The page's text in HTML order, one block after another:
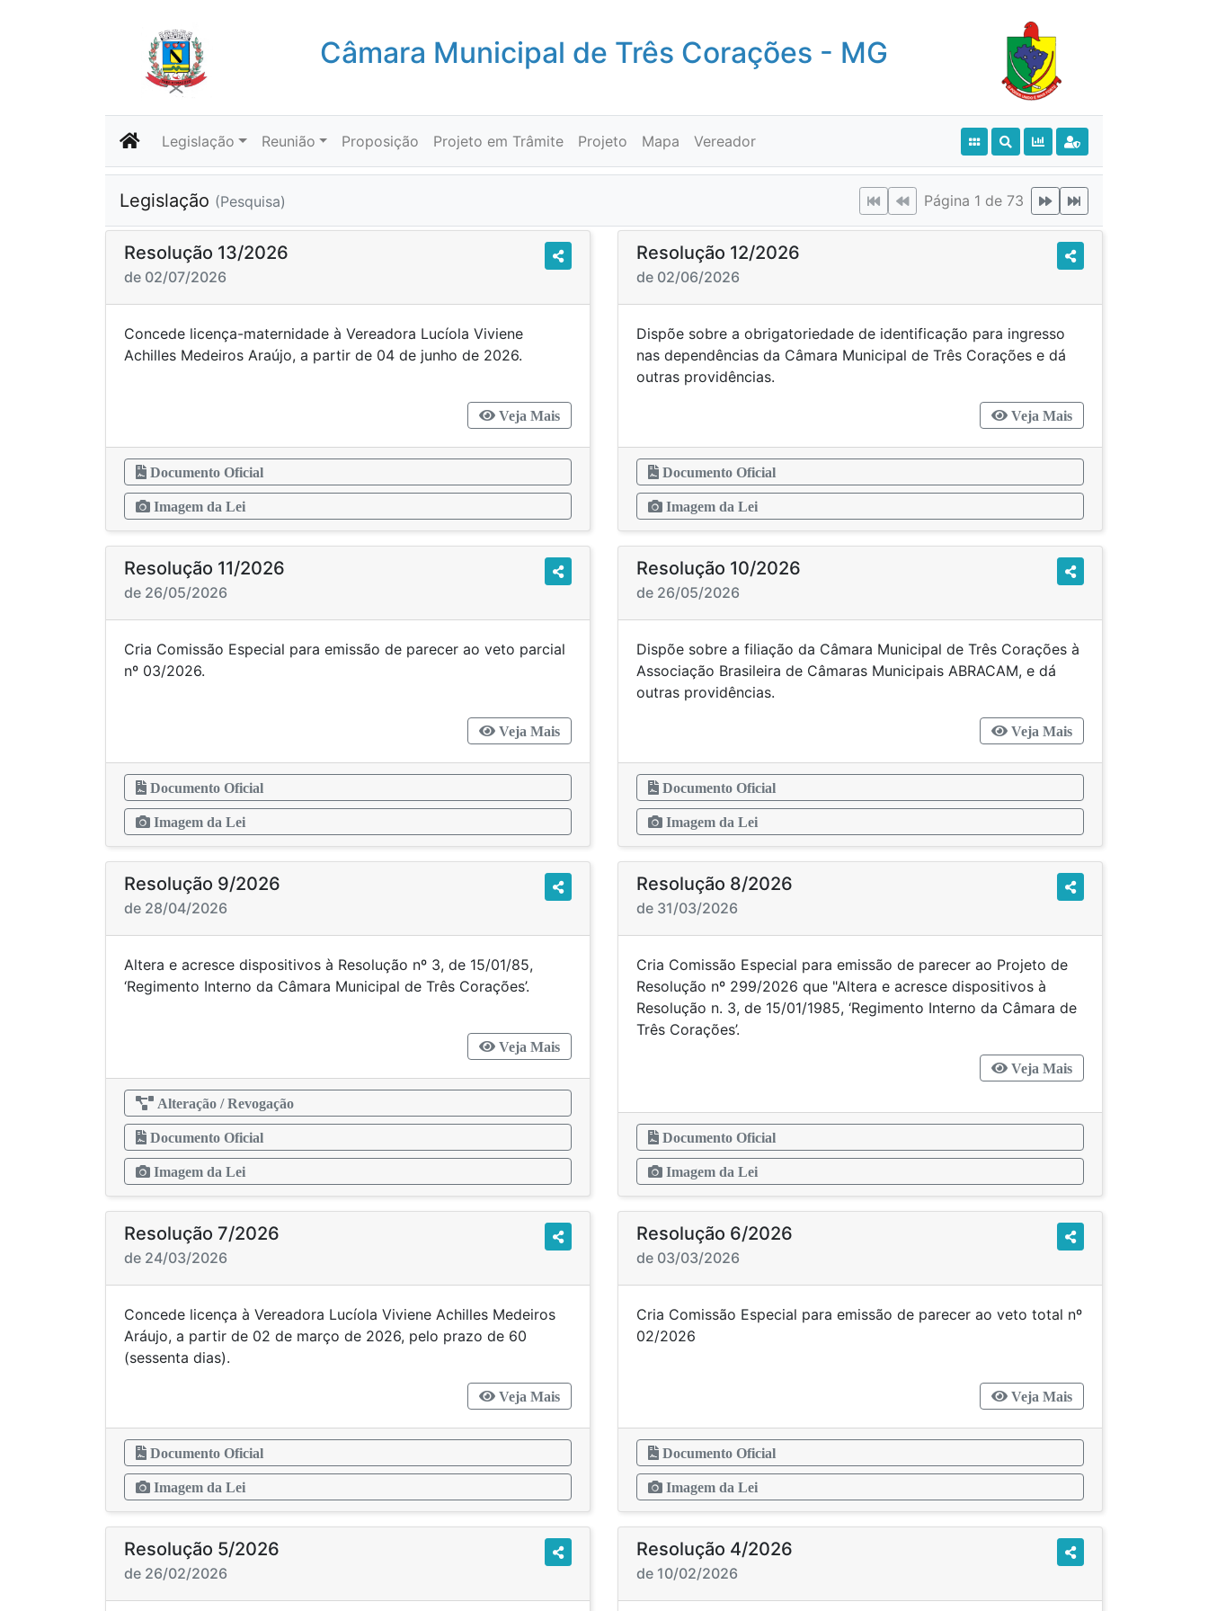
Câmara Municipal de Três Corações - MG
Legislação Reunião Proposição Projeto em Trâmite Projeto Mapa Vereador
Legislação (Pesquisa) Página 1 de 73
Resolução 13/2026
de 02/07/2026
Concede licença-maternidade à Vereadora Lucíola Viviene
Achilles Medeiros Araújo, a partir de 04 de junho de 2026.
Veja Mais
Documento Oficial
Imagem da Lei
Resolução 12/2026
de 02/06/2026
Dispõe sobre a obrigatoriedade de identificação para ingresso
nas dependências da Câmara Municipal de Três Corações e dá
outras providências.
Veja Mais
Documento Oficial
Imagem da Lei
Resolução 11/2026
de 26/05/2026
Cria Comissão Especial para emissão de parecer ao veto parcial
nº 03/2026.
Veja Mais
Documento Oficial
Imagem da Lei
Resolução 10/2026
de 26/05/2026
Dispõe sobre a filiação da Câmara Municipal de Três Corações à
Associação Brasileira de Câmaras Municipais ABRACAM, e dá
outras providências.
Veja Mais
Documento Oficial
Imagem da Lei
Resolução 9/2026
de 28/04/2026
Altera e acresce dispositivos à Resolução nº 3, de 15/01/85,
‘Regimento Interno da Câmara Municipal de Três Corações’.
Veja Mais
Alteração / Revogação
Documento Oficial
Imagem da Lei
Resolução 8/2026
de 31/03/2026
Cria Comissão Especial para emissão de parecer ao Projeto de
Resolução nº 299/2026 que "Altera e acresce dispositivos à
Resolução n. 3, de 15/01/1985, ‘Regimento Interno da Câmara de
Três Corações’.
Veja Mais
Documento Oficial
Imagem da Lei
Resolução 7/2026
de 24/03/2026
Concede licença à Vereadora Lucíola Viviene Achilles Medeiros
Aráujo, a partir de 02 de março de 2026, pelo prazo de 60
(sessenta dias).
Veja Mais
Documento Oficial
Imagem da Lei
Resolução 6/2026
de 03/03/2026
Cria Comissão Especial para emissão de parecer ao veto total nº
02/2026
Veja Mais
Documento Oficial
Imagem da Lei
Resolução 5/2026
de 26/02/2026
Resolução 4/2026
de 10/02/2026